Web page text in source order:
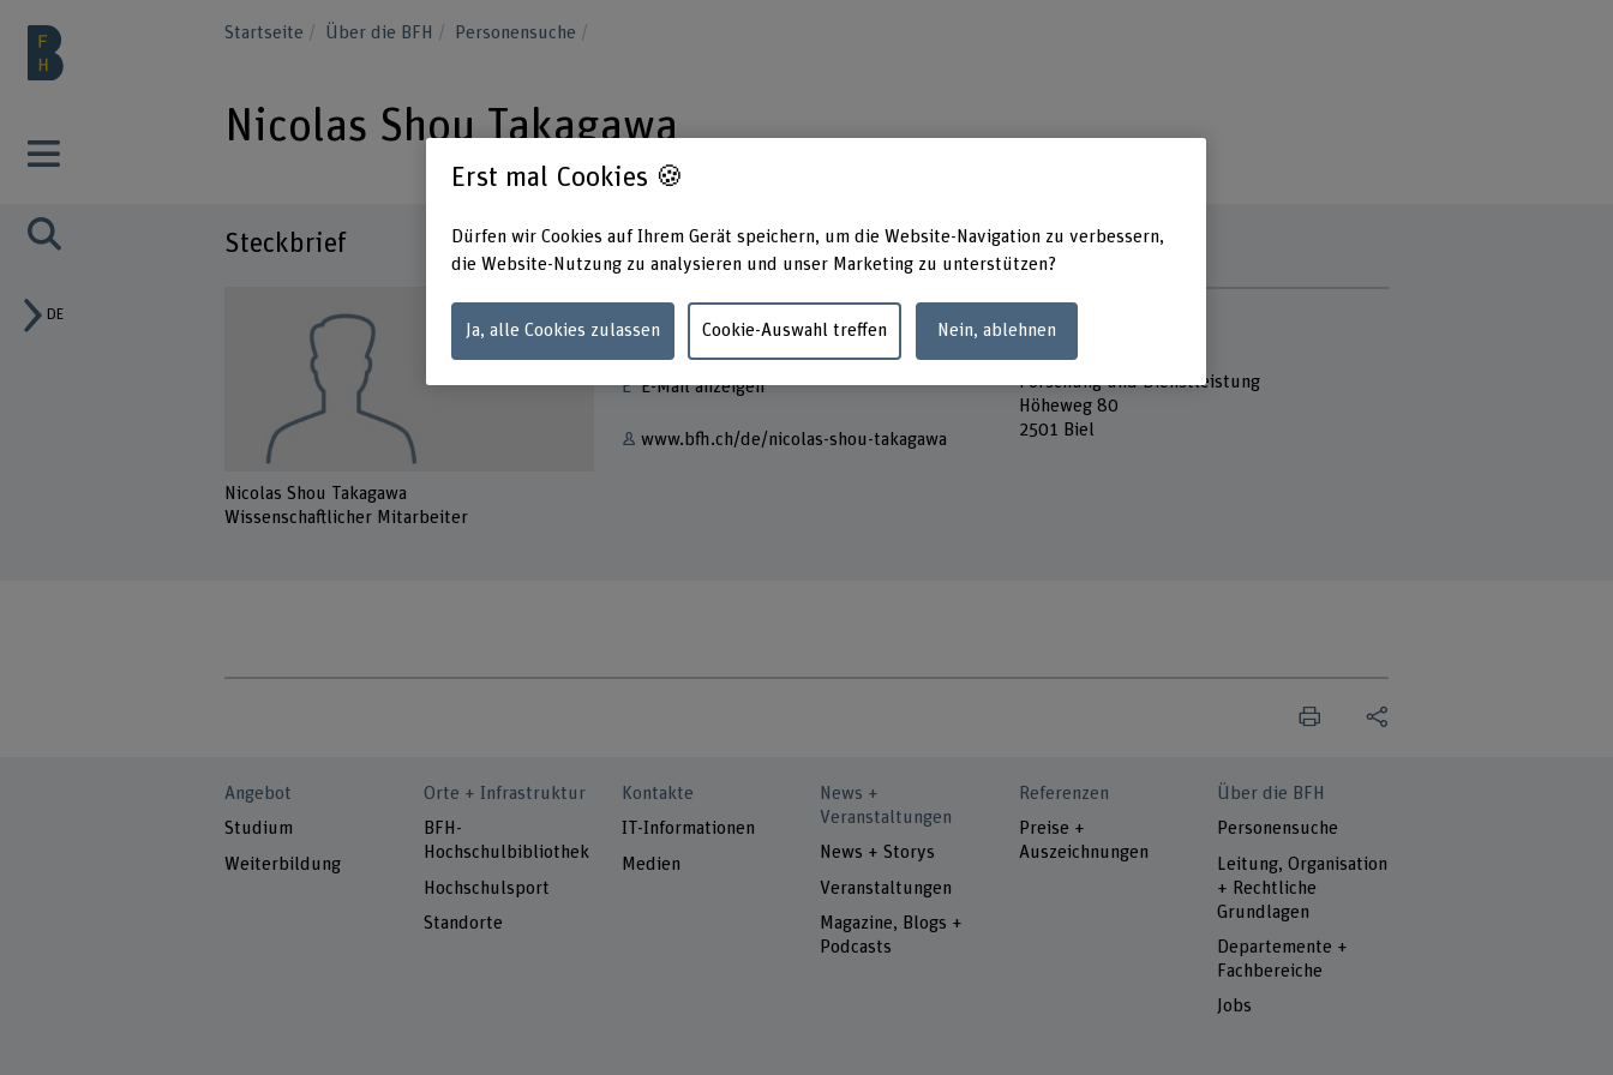
DE
Startseite Über die BFH Personensuche
Nicolas Shou Takagawa
Steckbrief
Nicolas Shou Takagawa
Wissenschaftlicher Mitarbeiter
Kontakt
E-Mail anzeigen
www.bfh.ch/de/nicolas-shou-takagawa
Adresse
Berner Fachhochschule
Technik und Informatik
Forschung und Dienstleistung
Höheweg 80
2501 Biel
Angebot
Studium
Weiterbildung
Orte + Infrastruktur
BFH-
Hochschulbibliothek
Hochschulsport
Standorte
Kontakte
IT-Informationen
Medien
News +
Veranstaltungen
News + Storys
Veranstaltungen
Magazine, Blogs +
Podcasts
Referenzen
Preise +
Auszeichnungen
Über die BFH
Personensuche
Leitung, Organisation
+ Rechtliche
Grundlagen
Departemente +
Fachbereiche
Jobs
Erst mal Cookies 🍪
Dürfen wir Cookies auf Ihrem Gerät speichern, um die Website-Navigation zu verbessern,
die Website-Nutzung zu analysieren und unser Marketing zu unterstützen?
Ja, alle Cookies zulassen Cookie-Auswahl treffen Nein, ablehnen